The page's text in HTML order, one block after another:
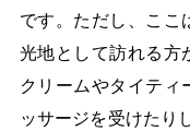
です。ただし、ここ
光地として訪れる方
クリームやタイティ
ッサージを受けたり